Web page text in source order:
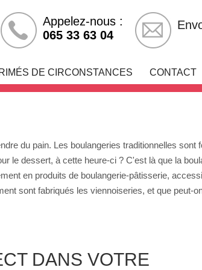
Appelez-nous :
065 33 63 04
DE CIRCONSTANCES CONTACT
du pain. Les boulangeries traditionnelles sont
le dessert, à cette heure-ci ? C'est là que la
en produits de boulangerie-pâtisserie,
sont fabriqués les viennoiseries, et que peut-
DANS VOTRE